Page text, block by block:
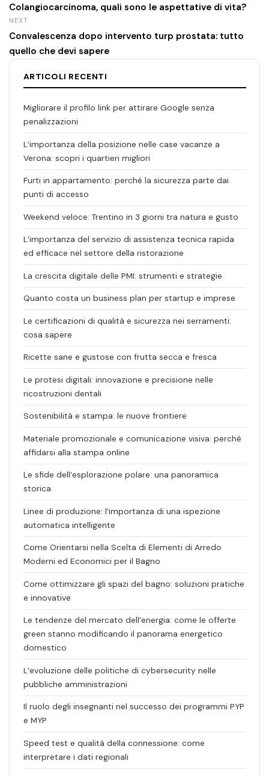
Colangiocarcinoma, quali sono le aspettative di vita?
NEXT
Convalescenza dopo intervento turp prostata: tutto
quello che devi sapere
ARTICOLI RECENTI
Migliorare il profilo link per attirare Google senza
penalizzazioni
L’importanza della posizione nelle case vacanze a
Verona: scopri i quartieri migliori
Furti in appartamento: perché la sicurezza parte dai
punti di accesso
Weekend veloce: Trentino in 3 giorni tra natura e gusto
L’importanza del servizio di assistenza tecnica rapida
ed efficace nel settore della ristorazione
La crescita digitale delle PMI: strumenti e strategie
Quanto costa un business plan per startup e imprese
Le certificazioni di qualità e sicurezza nei serramenti:
cosa sapere
Ricette sane e gustose con frutta secca e fresca
Le protesi digitali: innovazione e precisione nelle
ricostruzioni dentali
Sostenibilità e stampa: le nuove frontiere
Materiale promozionale e comunicazione visiva: perché
affidarsi alla stampa online
Le sfide dell’esplorazione polare: una panoramica
storica
Linee di produzione: l’importanza di una ispezione
automatica intelligente
Come Orientarsi nella Scelta di Elementi di Arredo
Moderni ed Economici per il Bagno
Come ottimizzare gli spazi del bagno: soluzioni pratiche
e innovative
Le tendenze del mercato dell’energia: come le offerte
green stanno modificando il panorama energetico
domestico
L’evoluzione delle politiche di cybersecurity nelle
pubbliche amministrazioni
Il ruolo degli insegnanti nel successo dei programmi PYP
e MYP
Speed test e qualità della connessione: come
interpretare i dati regionali